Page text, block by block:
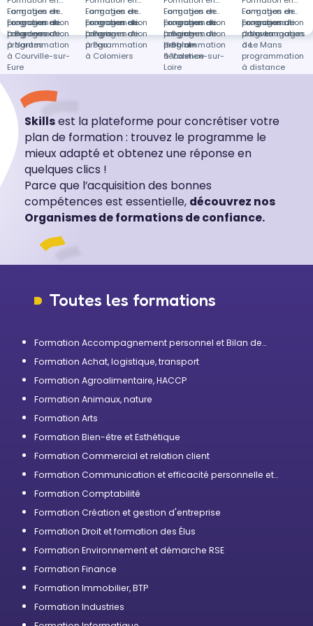
Langages de
programmation
à Bordeaux
Langages de
programmation
à Paris
Langages de
programmation
à Saint-
Herblain
Langages de
programmation
à Noves
Formation en
Langages de
programmation
à Nantes
Formation en
Langages de
programmation
à Pau
Formation en
Langages de
programmation
à Saint-
Sébastien-sur-
Loire
Formation en
Langages de
programmation
à Le Mans
Formation en
Langages de
programmation
à Courville-sur-
Eure
Formation en
Langages de
programmation
à Colomiers
Formation en
Langages de
programmation
à Valence
Formations
dans Langages
de
programmation
à distance
Skillsest la plateforme pour concrétiser votre
plan de formation : trouvez le programme le
mieux adapté et obtenez une réponse en
quelques clics !
Parce que l’acquisition des bonnes
compétences est essentielle, découvrez nos
Organismes de formations de confiance.
Toutes les formations
Formation Accompagnement personnel et Bilan de
Formation Achat, logistique, transport
Formation Agroalimentaire, HACCP
Formation Animaux, nature
Formation Arts
Formation Bien-être et Esthétique
Formation Commercial et relation client
Formation Communication et efficacité personnelle et
Formation Comptabilité
Formation Création et gestion d'entreprise
Formation Droit et formation des Élus
Formation Environnement et démarche RSE
Formation Finance
Formation Immobilier, BTP
Formation Industries